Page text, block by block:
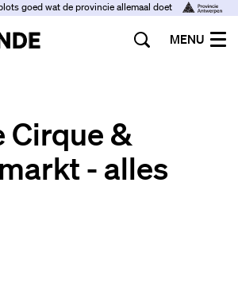
goed wat de provincie allemaal doet
MENU
Cirque &
- alles